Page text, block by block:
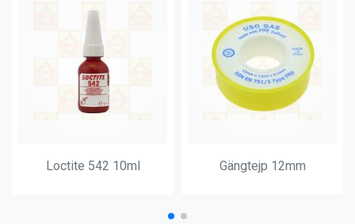
Loctite 542 10ml Gängtejp 12mm